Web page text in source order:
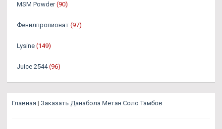
MSM Powder (90)
Фенилпропионат (97)
Lysine (149)
Juice 2544 (96)
Главная | Заказать Данабола Метан Соло Тамбов